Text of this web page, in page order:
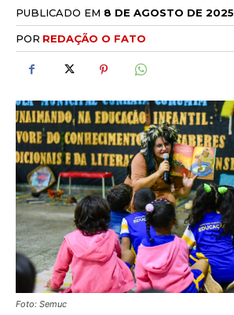
PUBLICADO EM 8 DE AGOSTO DE 2025
POR REDAÇÃO O FATO
Foto: Semuc